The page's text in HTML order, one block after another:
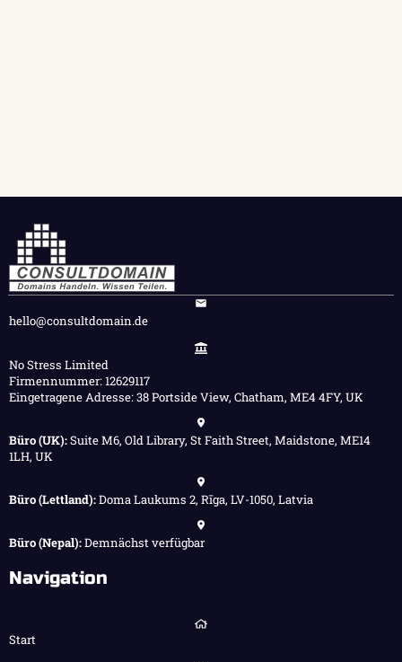
hello@consultdomain.de
No Stress Limited
Firmennummer: 12629117
Eingetragene Adresse: 38 Portside View, Chatham, ME4 4FY, UK
Büro (UK):Suite M6, Old Library, St Faith Street, Maidstone, ME14
1LH, UK
Büro (Lettland):Doma Laukums 2, Rīga, LV-1050, Latvia
Büro (Nepal):Demnächst verfügbar
Navigation
Start